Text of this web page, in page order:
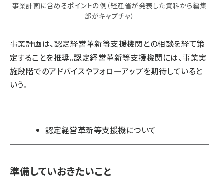
事業計画に含めるポイントの例（経産省が発表した資料から編集
部がキャプチャ）
事業計画は、認定経営革新等支援機関との相談を経て策
定することを推奨。認定経営革新等支援機関には、事業実
施段階でのアドバイスやフォローアップを期待していると
いう。
認定経営革新等支援機について
準備していおきたいこと